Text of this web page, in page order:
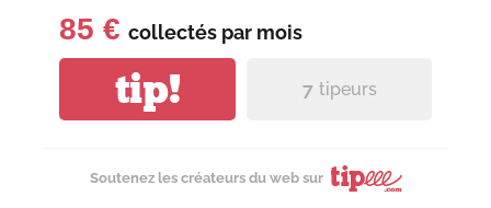
85 € collectés par mois
tip! 7 tipeurs
Soutenez les créateurs du web sur